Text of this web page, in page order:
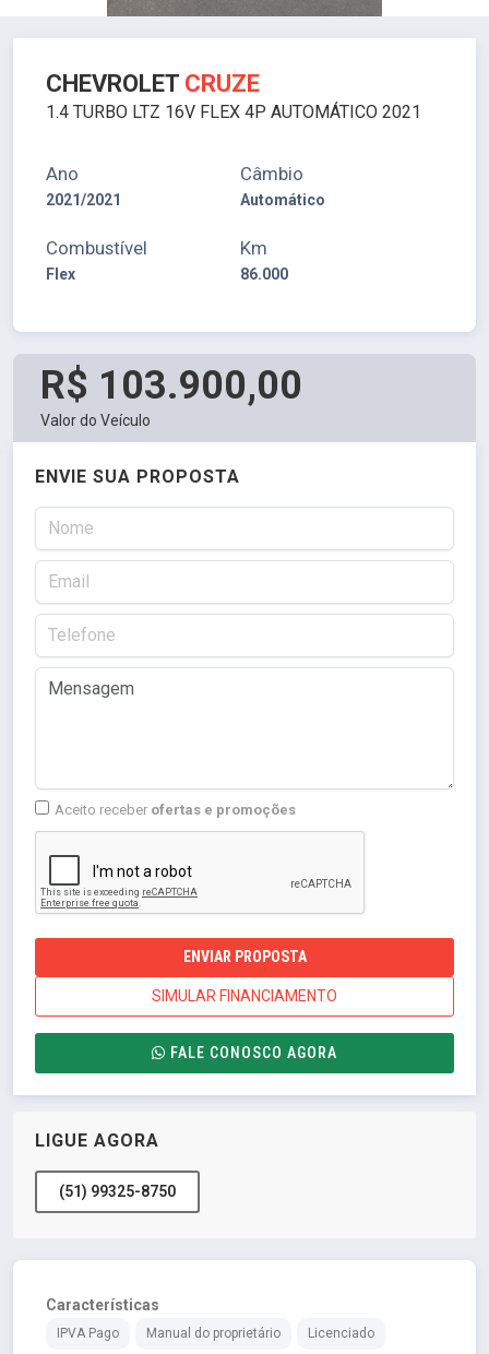
CHEVROLET CRUZE
1.4 TURBO LTZ 16V FLEX 4P AUTOMÁTICO 2021
Ano
2021/2021
Câmbio
Automático
Combustível
Flex
Km
86.000
R$ 103.900,00
Valor do Veículo
ENVIE SUA PROPOSTA
Aceito receber ofertas e promoções
ENVIAR PROPOSTA
SIMULAR FINANCIAMENTO
FALE CONOSCO AGORA
LIGUE AGORA
(51) 99325-8750
Características
IPVA Pago Manual do proprietário Licenciado